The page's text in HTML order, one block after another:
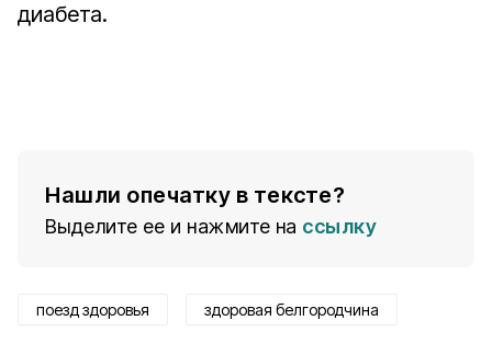
диабета.
Нашли опечатку в тексте?
Выделите ее и нажмите на ссылку
поезд здоровья здоровая белгородчина